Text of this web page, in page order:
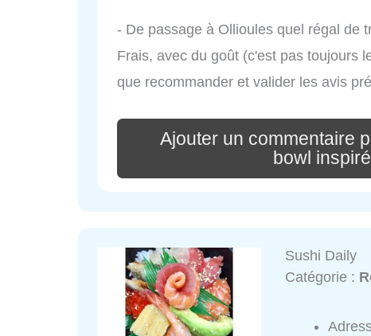
- De passage à Ollioules quel régal de
Frais, avec du goût (c'est pas toujours
que recommander et valider les avis
Ajouter un commentaire
bowl
Sushi Daily
Catégorie :